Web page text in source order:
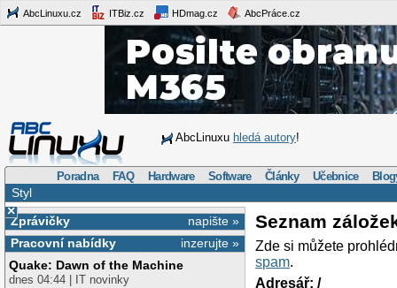
AbcLinuxu.cz ITBiz.cz HDmag.cz AbcPráce.cz
AbcLinuxu hledá autory!
Poradna FAQ Hardware Software Články Učebnice
Styl
×
napište »
Zprávičky
inzerujte »
Pracovní nabídky
Quake: Dawn of the Machine
dnes 04:44 | IT novinky
Seznam
Zde si můžete
spam.
Adresář: /